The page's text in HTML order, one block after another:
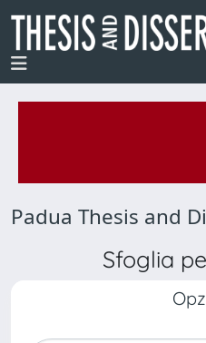
Padua Thesis and
Sfoglia